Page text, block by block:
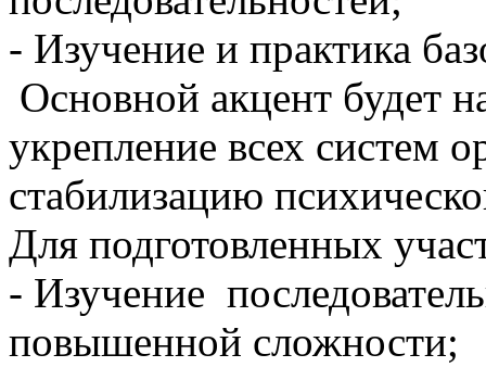
- Изучение и практика
Основной акцент будет
укрепление всех систем
стабилизацию
Для подготовленных
- Изучение
повышенной сложности;